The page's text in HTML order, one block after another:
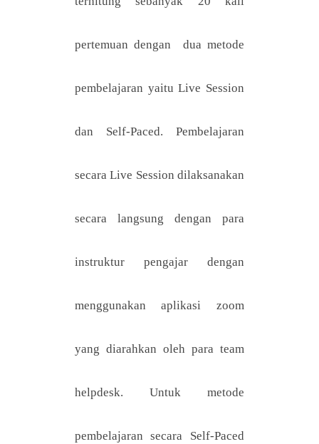
pertemuan dengan dua metode
pembelajaran yaitu Live Session
dan Self-Paced. Pembelajaran
secara Live Session dilaksanakan
secara langsung dengan para
instruktur pengajar dengan
menggunakan aplikasi zoom
yang diarahkan oleh para team
helpdesk. Untuk metode
pembelajaran secara Self-Paced